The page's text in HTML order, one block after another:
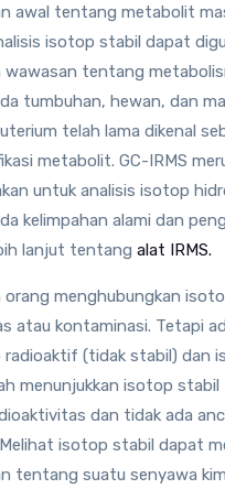
awal tentang metabolit
isotop stabil dapat
wawasan tentang
tumbuhan, hewan, dan
telah lama dikenal
metabolit. GC-IRMS
untuk analisis isotop
kelimpahan alami dan
lanjut tentang alat IRMS.
orang menghubungkan
atau kontaminasi. Tetapi
(tidak stabil) dan
menunjukkan isotop stabil
dan tidak ada
isotop stabil dapat
tentang suatu senyawa